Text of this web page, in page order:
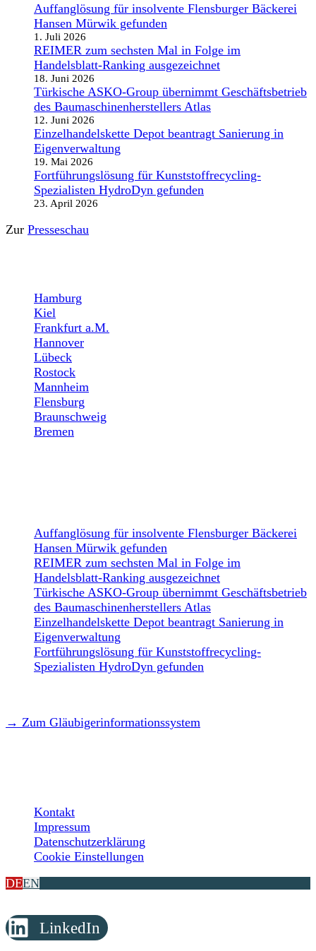
Auffanglösung für insolvente Flensburger Bäckerei
Hansen Mürwik gefunden
1. Juli 2026
REIMER zum sechsten Mal in Folge im
Handelsblatt-Ranking ausgezeichnet
18. Juni 2026
Türkische ASKO-Group übernimmt Geschäftsbetrieb
des Baumaschinenherstellers Atlas
12. Juni 2026
Einzelhandelskette Depot beantragt Sanierung in
Eigenverwaltung
19. Mai 2026
Fortführungslösung für Kunststoffrecycling-
Spezialisten HydroDyn gefunden
23. April 2026
Zur Presseschau
Hamburg
Kiel
Frankfurt a.M.
Hannover
Lübeck
Rostock
Mannheim
Flensburg
Braunschweig
Bremen
Auffanglösung für insolvente Flensburger Bäckerei
Hansen Mürwik gefunden
REIMER zum sechsten Mal in Folge im
Handelsblatt-Ranking ausgezeichnet
Türkische ASKO-Group übernimmt Geschäftsbetrieb
des Baumaschinenherstellers Atlas
Einzelhandelskette Depot beantragt Sanierung in
Eigenverwaltung
Fortführungslösung für Kunststoffrecycling-
Spezialisten HydroDyn gefunden
→ Zum Gläubigerinformationssystem
Kontakt
Impressum
Datenschutzerklärung
Cookie Einstellungen
DEEN
LinkedIn